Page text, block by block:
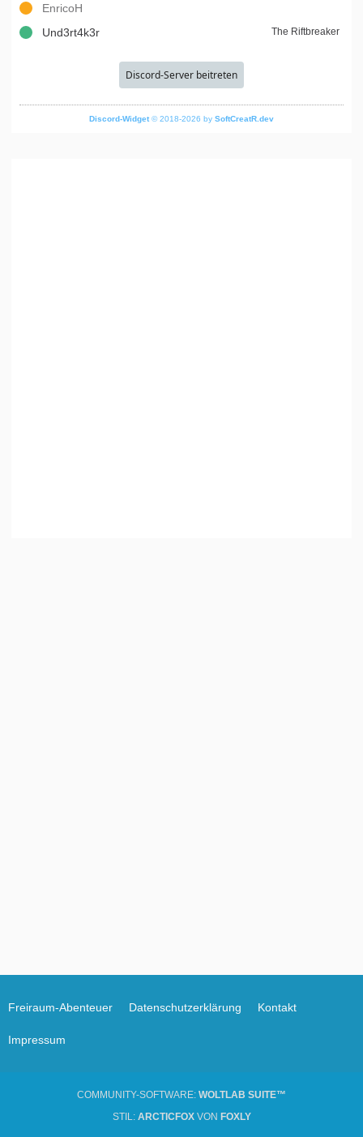
EnricoH
Und3rt4k3r
The Riftbreaker
Discord-Server beitreten
Discord-Widget© 2018-2026 by SoftCreatR.dev
Freiraum-Abenteuer Datenschutzerklärung Kontakt
Impressum
COMMUNITY-SOFTWARE: WOLTLAB SUITE™
STIL: ARCTICFOXVON FOXLY